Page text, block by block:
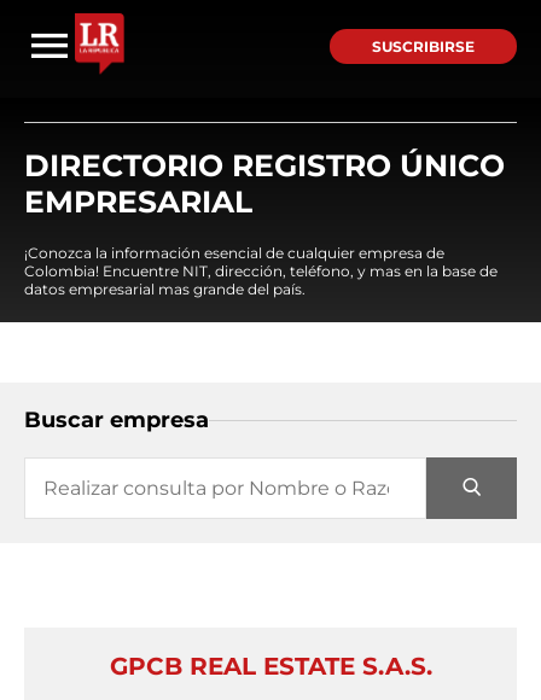
SUSCRIBIRSE
DIRECTORIO REGISTRO ÚNICO
EMPRESARIAL
¡Conozca la información esencial de cualquier empresa de
Colombia! Encuentre NIT, dirección, teléfono, y mas en la base de
datos empresarial mas grande del país.
Buscar empresa
GPCB REAL ESTATE S.A.S.